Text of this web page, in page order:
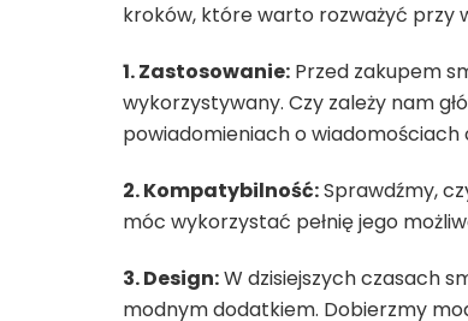
kroków, które warto rozważyć przy
1. Zastosowanie: Przed zakupem
wykorzystywany. Czy zależy nam
powiadomieniach o wiadomościach
2. Kompatybilność:Sprawdźmy,
móc wykorzystać pełnię jego
3. Design:W dzisiejszych czasach
modnym dodatkiem. Dobierzmy